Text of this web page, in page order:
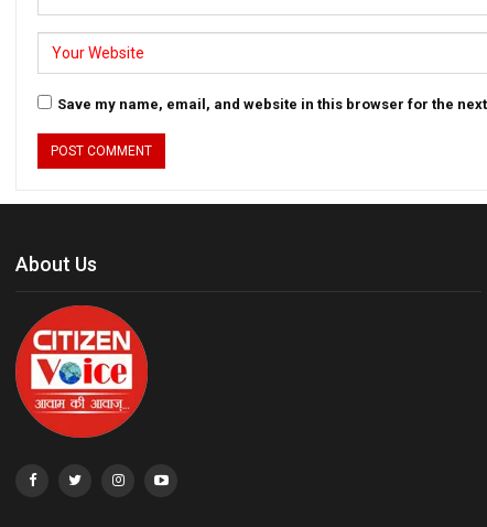
Save my name, email, and website in this browser for the
About Us